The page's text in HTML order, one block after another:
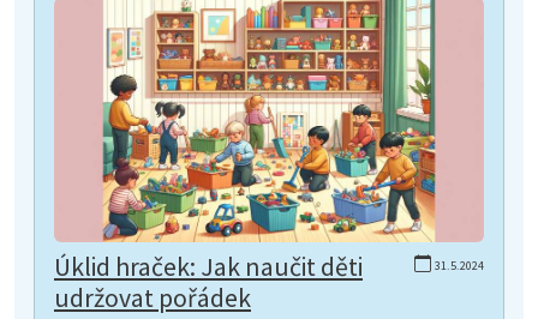
31.5.2024
Úklid hraček: Jak naučit děti
udržovat pořádek